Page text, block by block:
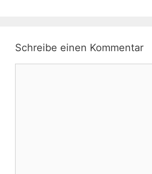
Schreibe einen Kommentar